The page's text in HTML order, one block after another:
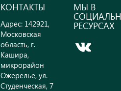
КОНТАКТЫ
Адрес: 142921,
Московская
область, г.
Кашира,
микрорайон
Ожерелье, ул.
Студенческая, 7
МЫ В
РЕСУРСАХ